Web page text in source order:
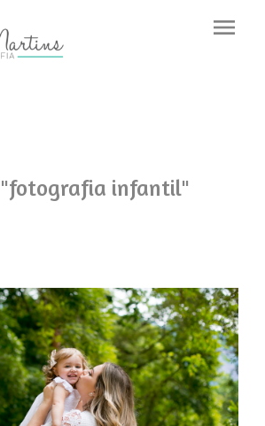
menu
"fotografia infantil"